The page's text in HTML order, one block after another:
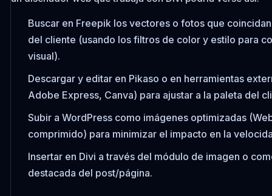
Buscar en Freepik los vectores o fotos que
del cliente (usando los filtros de color y estilo para
visual).
Descargar y editar en Pikaso o en herramientas
Adobe Express, Canva) para ajustar a la paleta del
Subir a WordPress como imágenes optimizadas
comprimido) para minimizar el impacto en la
Insertar en Divi a través del módulo de imagen o
destacada del post/página.